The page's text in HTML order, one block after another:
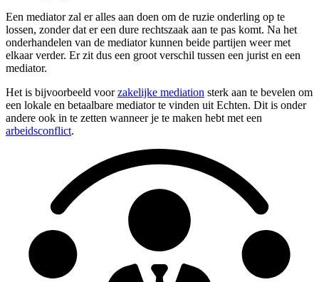
Een mediator zal er alles aan doen om de ruzie onderling op te
lossen, zonder dat er een dure rechtszaak aan te pas komt. Na het
onderhandelen van de mediator kunnen beide partijen weer met
elkaar verder. Er zit dus een groot verschil tussen een jurist en een
mediator.
Het is bijvoorbeeld voorzakelijke mediation sterk aan te bevelen om
een lokale en betaalbare mediator te vinden uit Echten. Dit is onder
andere ook in te zetten wanneer je te maken hebt met een
arbeidsconflict.